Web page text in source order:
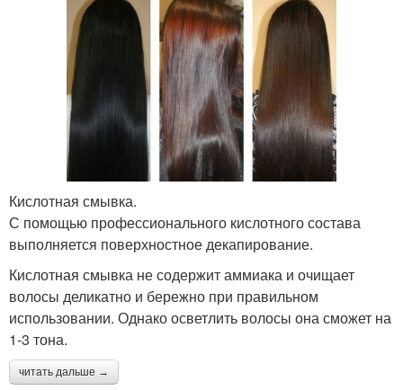
Кислотная смывка.
С помощью профессионального кислотного состава
выполняется поверхностное декапирование.
Кислотная смывка не содержит аммиака и очищает
волосы деликатно и бережно при правильном
использовании. Однако осветлить волосы она сможет на
1-3 тона.
читать дальше →